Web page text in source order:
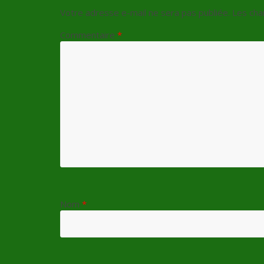
Votre adresse e-mail ne sera pas publiée. Les
Commentaire *
Nom *